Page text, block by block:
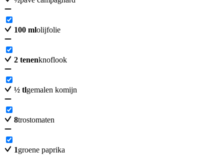
100 mlolijfolie
2 tenenknoflook
½ tlgemalen komijn
8trostomaten
1groene paprika